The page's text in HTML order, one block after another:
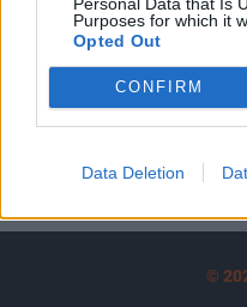
Purposes for which it
Opted Out
CONFIRM
Data Deletion
MÁR ELŐFIZETŐNK
©